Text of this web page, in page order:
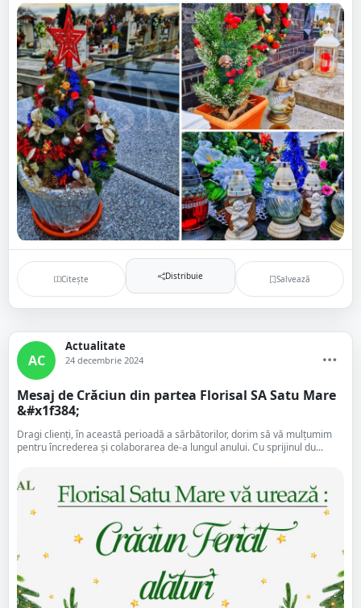
Citește Distribuie Salvează
AC
Actualitate
24 decembrie 2024
Mesaj de Crăciun din partea Florisal SA Satu Mare
&#x1f384;
Dragi clienți, în această perioadă a sărbătorilor, dorim să vă mulțumim
pentru încrederea și colaborarea de-a lungul anului. Cu sprijinul du...